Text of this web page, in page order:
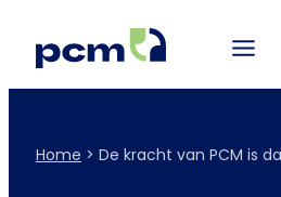
Home > De kracht van PCM is